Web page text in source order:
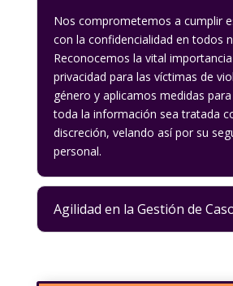
Nos comprometemos a cumplir
con la confidencialidad en todos
Reconocemos la vital
privacidad para las víctimas de
género y aplicamos medidas
toda la información sea tratada
discreción, velando así por su
personal.
Agilidad en la Gestión de